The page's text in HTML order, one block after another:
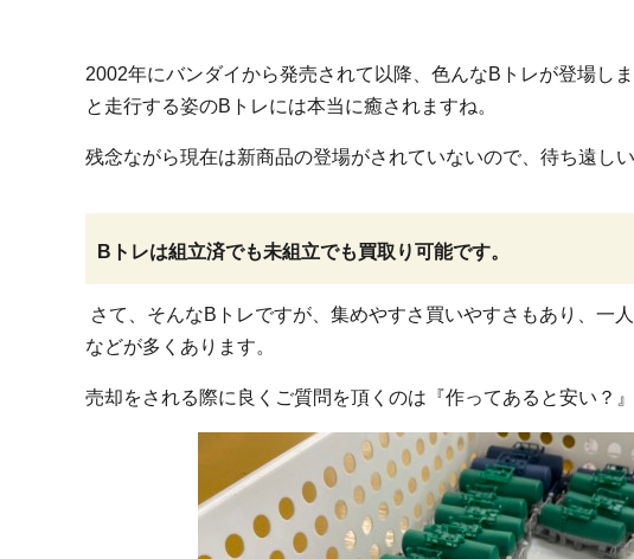
2002年にバンダイから発売されて以降、色んなBトレが登場しま
と走行する姿のBトレには本当に癒されますね。
残念ながら現在は新商品の登場がされていないので、待ち遠しい
Bトレは組立済でも未組立でも買取り可能です。
さて、そんなBトレですが、集めやすさ買いやすさもあり、一
などが多くあります。
売却をされる際に良くご質問を頂くのは『作ってあると安い？